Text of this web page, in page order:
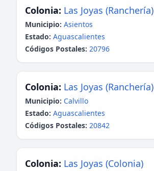
Colonia: Las Joyas (Ranchería)
Municipio: Asientos
Estado: Aguascalientes
Códigos Postales: 20796
Colonia: Las Joyas (Ranchería)
Municipio: Calvillo
Estado: Aguascalientes
Códigos Postales: 20842
Colonia: Las Joyas (Colonia)